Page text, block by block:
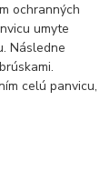
ochranných
umyte
Následne
celú panvicu,